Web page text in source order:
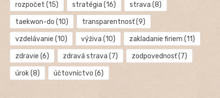
rozpočet (15) stratégia (16) strava (8)
taekwon-do (10) transparentnosť(9)
vzdelávanie (10) výživa (10) zakladanie firiem (11)
zdravie (6) zdravá strava (7) zodpovednosť(7)
úrok(8) účtovníctvo (6)